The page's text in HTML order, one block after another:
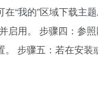
“我的”区域下载主
启用。 步骤四：参
。 步骤五：若在安